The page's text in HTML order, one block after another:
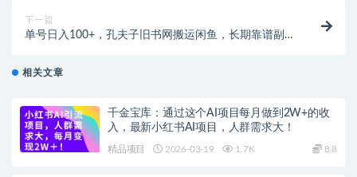
下一篇
单号日入100+，孔夫子旧书网搬运闲鱼，长期靠谱副业
相关文章
千金宝库：通过这个AI项目每月做到2W+的收
入，最新小红书AI项目，人群需求大！
精品项目 2026-03-19 1.7K 8.8